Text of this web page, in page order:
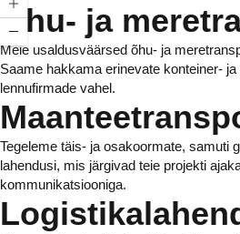
Õhu- ja
Meie usaldusväärsed õhu- ja
Saame hakkama erinevate konteiner-
lennufirmade vahel.
Tegeleme täis- ja osakoormate, samuti
lahendusi, mis järgivad teie projekti
kommunikatsiooniga.